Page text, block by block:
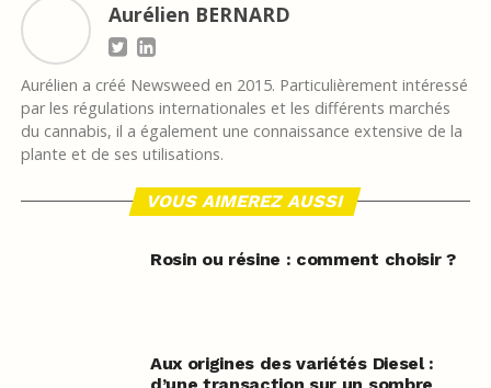
Aurélien BERNARD
Aurélien a créé Newsweed en 2015. Particulièrement intéressé
par les régulations internationales et les différents marchés
du cannabis, il a également une connaissance extensive de la
plante et de ses utilisations.
VOUS AIMEREZ AUSSI
Rosin ou résine : comment choisir ?
Aux origines des variétés Diesel :